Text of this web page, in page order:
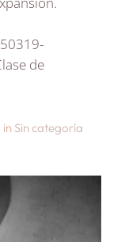
de
in Sin categoría